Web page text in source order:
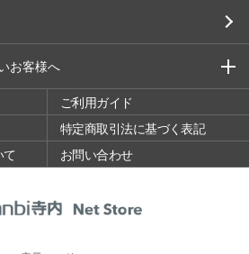
お客様へ
ご利用ガイド
特定商取引法に基づく表記
お問い合わせ